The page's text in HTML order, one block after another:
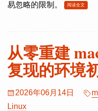
易忽略的限制。
阅读全文
从零重建
复现的环境
2026年06月14日
Linux